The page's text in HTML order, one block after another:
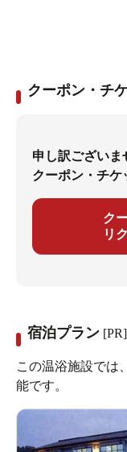
クーポン・チ
申し訳ございま
クーポン・チケ
ク
リ
宿泊プラン [PR]
この温浴施設では
能です。